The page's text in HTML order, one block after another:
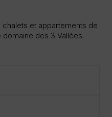
et appartements de
des 3 Vallées.